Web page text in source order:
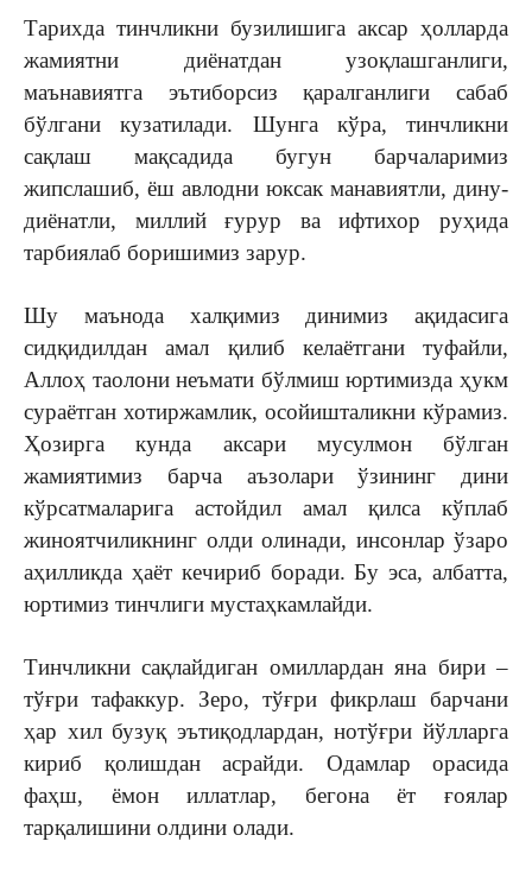
Тарихда тинчликни бузилишига аксар ҳолларда
жамиятни диёнатдан узоқлашганлиги,
маънавиятга эътиборсиз қаралганлиги сабаб
бўлгани кузатилади. Шунга кўра, тинчликни
сақлаш мақсадида бугун барчаларимиз
жипслашиб, ёш авлодни юксак манавиятли, дину-
диёнатли, миллий ғурур ва ифтихор руҳида
тарбиялаб боришимиз зарур.
Шу маънода халқимиз динимиз ақидасига
сидқидилдан амал қилиб келаётгани туфайли,
Аллоҳ таолони неъмати бўлмиш юртимизда ҳукм
сураётган хотиржамлик, осойишталикни кўрамиз.
Ҳозирга кунда аксари мусулмон бўлган
жамиятимиз барча аъзолари ўзининг дини
кўрсатмаларига астойдил амал қилса кўплаб
жиноятчиликнинг олди олинади, инсонлар ўзаро
аҳилликда ҳаёт кечириб боради. Бу эса, албатта,
юртимиз тинчлиги мустаҳкамлайди.
Тинчликни сақлайдиган омиллардан яна бири –
тўғри тафаккур. Зеро, тўғри фикрлаш барчани
ҳар хил бузуқ эътиқодлардан, нотўғри йўлларга
кириб қолишдан асрайди. Одамлар орасида
фаҳш, ёмон иллатлар, бегона ёт ғоялар
тарқалишини олдини олади.